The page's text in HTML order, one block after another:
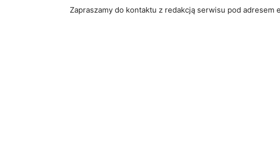
Zapraszamy do kontaktu z redakcją serwisu pod adresem